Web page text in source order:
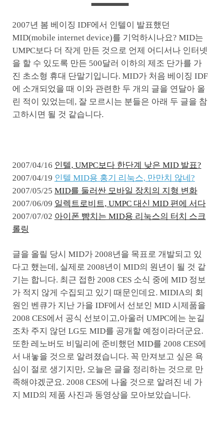
2007년 봄 베이징 IDF에서 인텔이 발표했던
MID(mobile internet device)를 기억하시나요? MID는
UMPC보다 더 작게 만든 것으로 언제 어디서나 인터넷
을 할 수 있도록 만든 500달러 이하의 제조 단가를 가
진 초소형 휴대 단말기입니다. MID가 처음 베이징 IDF
에 소개되었을 때 이와 관련한 두 개의 글을 연달아 올
린 적이 있었는데, 잘 모르시는 분들은 아래 두 글을 참
고하시면 될 것 같습니다.
2007/04/16 인텔, UMPC보다 한단계 낮은 MID 발표?
2007/04/19 인텔 MID용 홍기 리눅스, 만만치 않네?
2007/05/25 MID를 둘러싼 모바일 장치의 지형 변화
2007/06/09 일렉트로비트, UMPC 대신 MID 편에 서다
2007/07/02 아이폰 뺨치는 MID용 리눅스의 터치 스크
롤링
글을 올릴 당시 MID가 2008년을 목표로 개발되고 있
다고 했는데, 실제로 2008년이 MID의 원년이 될 것 같
기는 합니다. 최근 접한 2008 CES 소식 중에 MID 정보
가 적지 않게 수집되고 있기 때문인데요. MIDIA의 회
원인 벤큐가 지난 가을 IDF에서 선보인 MID 시제품을
2008 CES에서 공식 선보이고,아울러 UMPC에는 눈길
조차 주지 않던 LG도 MID를 공개할 예정이라더군요.
또한 레노버도 비밀리에 준비했던 MID를 2008 CES에
서 내놓을 것으로 알려졌습니다. 꼭 만져보고 싶은 욕
심이 절로 생기지만, 오늘은 글을 정리하는 것으로 만
족해야겠군요. 2008 CES에 나올 것으로 알려진 네 가
지 MID의 제품 사진과 동영상을 모아보았습니다.